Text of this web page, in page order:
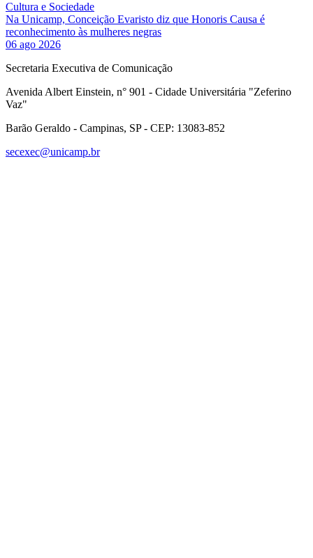
Cultura e Sociedade
Na Unicamp, Conceição Evaristo diz que Honoris Causa é
reconhecimento às mulheres negras
06 ago 2026
Secretaria Executiva de Comunicação
Avenida Albert Einstein, n° 901 - Cidade Universitária "Zeferino
Vaz"
Barão Geraldo - Campinas, SP - CEP: 13083-852
secexec@unicamp.br